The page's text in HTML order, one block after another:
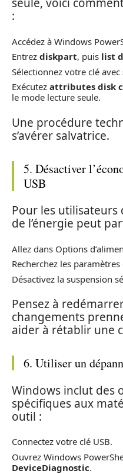
:
Accédez à Windows
Entrez diskpart, puis list
Sélectionnez votre clé avec
Exécutez attributes disk
le mode lecture seule.
Une procédure
s’avérer salvatrice.
5. Désactiver
USB
Pour les utilisateurs
de l’énergie peut
Allez dans Options
Recherchez les
Désactivez la suspension
Pensez à
changements
aider à rétablir une
6. Utiliser un
Windows inclut des
spécifiques aux
outil :
Connectez votre clé USB.
Ouvrez Windows
DeviceDiagnostic.